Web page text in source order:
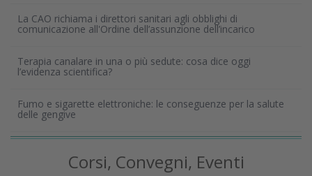
La CAO richiama i direttori sanitari agli obblighi di
comunicazione all'Ordine dell’assunzione dell’incarico
Terapia canalare in una o più sedute: cosa dice oggi
l’evidenza scientifica?
Fumo e sigarette elettroniche: le conseguenze per la salute
delle gengive
Corsi, Convegni, Eventi